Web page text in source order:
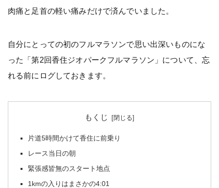
肉痛と足首の軽い痛みだけで済んでいました。
自分にとっての初のフルマラソンで思い出深いものにな
った「第2回香住ジオパークフルマラソン」について、忘
れる前にログしておきます。
もくじ
片道5時間かけて香住に前乗り
レース当日の朝
緊張感皆無のスタート地点
1kmの入りはまさかの4:01